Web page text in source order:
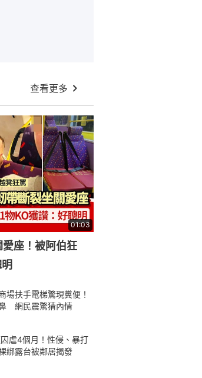
查看更多
01:03
座！被阿伯狂
場扶手電梯驚現糞便！
網民震驚猜內情
虐4個月！性侵、暴打
綁露台被鄰居揭發